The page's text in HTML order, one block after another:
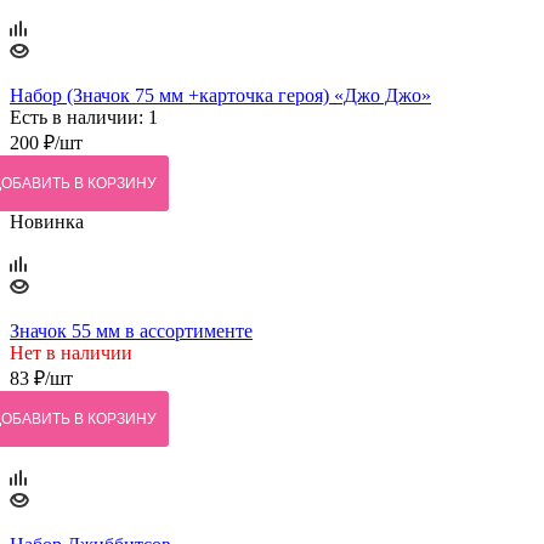
Набор (Значок 75 мм +карточка героя) «Джо Джо»
Есть в наличии: 1
200 ₽/шт
В КОРЗИНУ
Новинка
Значок 55 мм в ассортименте
Нет в наличии
83 ₽/шт
В КОРЗИНУ